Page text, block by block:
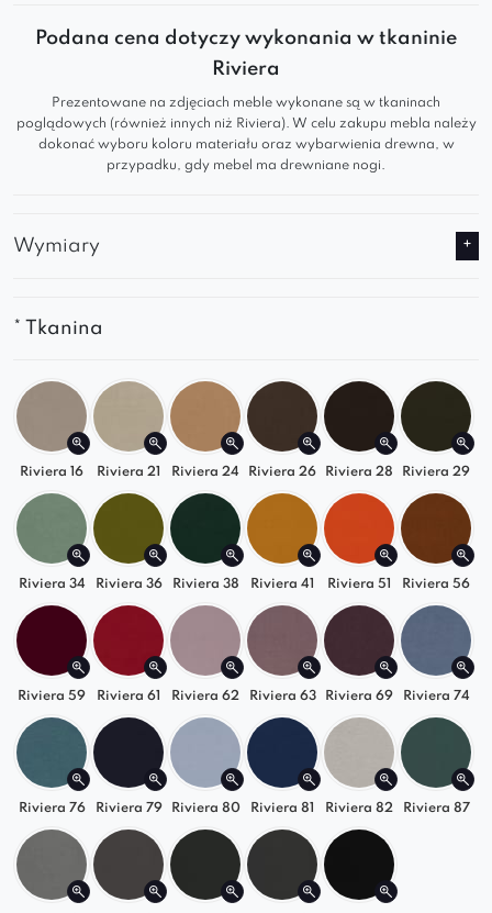
Tapicerowane przyjemną w dotyku tkaniną, z
eleganckimi drewnianymi nogami, idealnie
sprawdzi się jakokrzesło do jadalni, salonu czy
przy toaletce.
Miękkie siedzisko zapewnia wygodę
nowoczesny, a zarazem ponadczasowy
Stabilna konstrukcja z drewna to gwarancja
trwałości i jakości
Dopasuj do swojego wnętrza
Krzesło Madam świetnie odnajdzie się w
aranżacjach
klasycznych skandynawskichi
eleganckich
Bogata paleta kolorów i możliwość wyboru
wybarwienia nóg pozwolą Ci stworzyć
idealny zestaw
Postaw na krzesło tapicerowane Madami
wprowadź do swojego wnętrza styl, komfort i
jakość, które robią różnicę.
Podana cena dotyczy wykonania w tkaninie
Riviera
Prezentowane na zdjęciach meble wykonane są w tkaninach
poglądowych (również innych niż Riviera). W celu zakupu mebla należy
dokonać wyboru koloru materiału oraz wybarwienia drewna, w
przypadku, gdy mebel ma drewniane nogi.
Wymiary
* Tkanina
Riviera 16 Riviera 21 Riviera 24 Riviera 26 Riviera 28 Riviera 29
Riviera 34 Riviera 36 Riviera 38 Riviera 41 Riviera 51 Riviera 56
Riviera 59 Riviera 61 Riviera 62 Riviera 63 Riviera 69 Riviera 74
Riviera 76 Riviera 79 Riviera 80 Riviera 81 Riviera 82 Riviera 87